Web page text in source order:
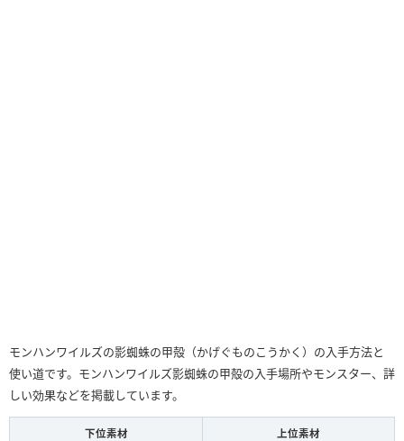
モンハンワイルズの影蜘蛛の甲殻（かげぐものこうかく）の入手方法と
使い道です。モンハンワイルズ影蜘蛛の甲殻の入手場所やモンスター、詳
しい効果などを掲載しています。
下位素材 上位素材